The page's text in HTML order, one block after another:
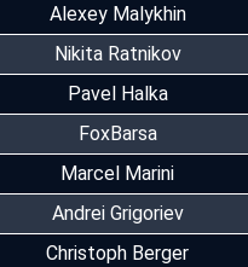
Alexey Malykhin
Nikita Ratnikov
Pavel Halka
FoxBarsa
Marcel Marini
Andrei Grigoriev
Christoph Berger